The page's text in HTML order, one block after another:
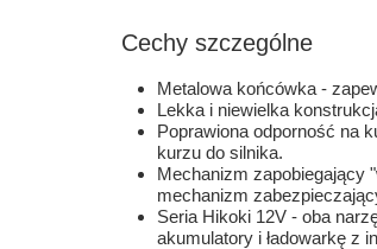
Cechy szczególne
Metalowa końcówka -
Lekka i niewielka
Poprawiona odporność na
kurzu do silnika.
Mechanizm zapobiegający
mechanizm
Seria Hikoki 12V - oba
akumulatory i ładowarkę z